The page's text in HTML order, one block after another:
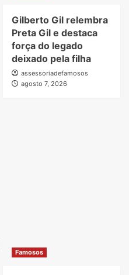
Gilberto Gil relembra
Preta Gil e destaca
força do legado
deixado pela filha
assessoriadefamosos
agosto 7, 2026
Famosos